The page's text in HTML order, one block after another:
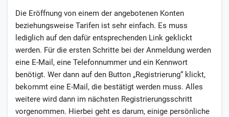
Die Eröffnung von einem der angebotenen Konten
beziehungsweise Tarifen ist sehr einfach. Es muss
lediglich auf den dafür entsprechenden Link geklickt
werden. Für die ersten Schritte bei der Anmeldung werden
eine E-Mail, eine Telefonnummer und ein Kennwort
benötigt. Wer dann auf den Button „Registrierung“ klickt,
bekommt eine E-Mail, die bestätigt werden muss. Alles
weitere wird dann im nächsten Registrierungsschritt
vorgenommen. Hierbei geht es darum, einige persönliche